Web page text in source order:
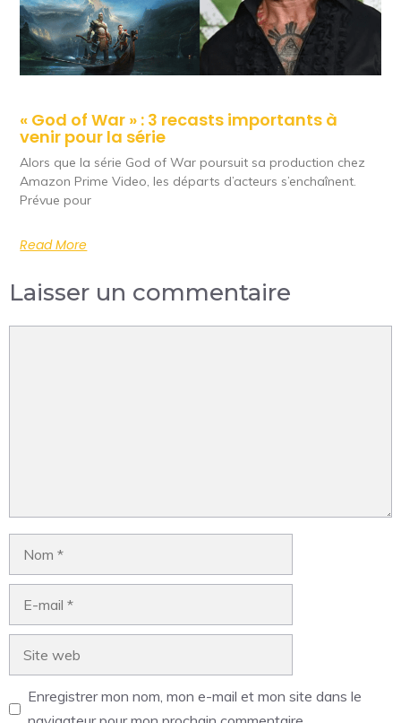
« God of War » : 3 recasts importants à
venir pour la série
Alors que la série God of War poursuit sa production chez
Amazon Prime Video, les départs d’acteurs s’enchaînent.
Prévue pour
Read More
Laisser un commentaire
Enregistrer mon nom, mon e-mail et mon site dans le